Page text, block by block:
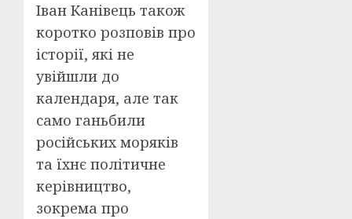
Іван Канівець також
коротко розповів про
історії, які не
увійшли до
календаря, але так
само ганьбили
російських моряків
та їхнє політичне
керівництво,
зокрема про